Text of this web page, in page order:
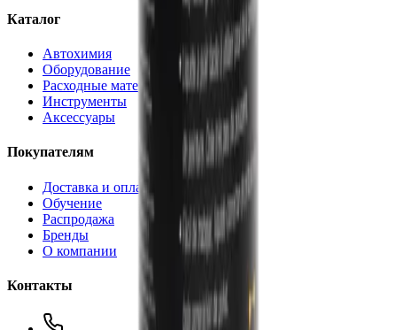
Каталог
Автохимия
Оборудование
Расходные материалы
Инструменты
Аксессуары
Покупателям
Доставка и оплата
Обучение
Распродажа
Бренды
О компании
Контакты